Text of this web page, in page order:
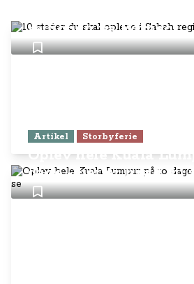
regionen på Borneo
Artikel Storbyferie
Oplev hele Kuala
dage - her er hvad du